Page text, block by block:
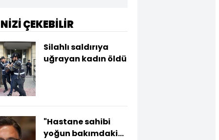
ÇEKEBİLİR
Silahlı saldırıya
uğrayan kadın öldü
"Hastane sahibi
yoğun bakımdaki